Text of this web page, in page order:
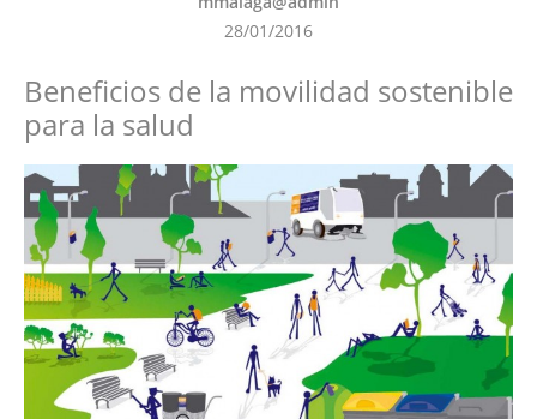
28/01/2016
Beneficios de la movilidad sostenible
para la salud